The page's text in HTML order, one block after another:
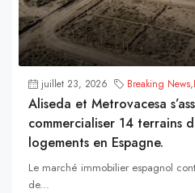
juillet 23, 2026 Breaking News,
Aliseda et Metrovacesa
commercialiser 14 terrains
logements en Espagne.
Le marché immobilier espagnol
de...